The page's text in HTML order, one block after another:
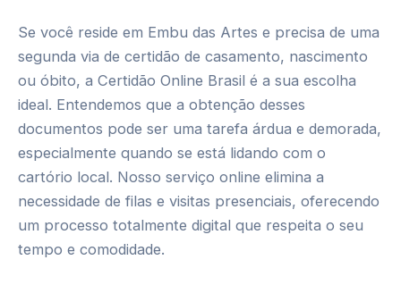
Se você reside em Embu das Artes e precisa de uma
segunda via de certidão de casamento, nascimento
ou óbito, a Certidão Online Brasil é a sua escolha
ideal. Entendemos que a obtenção desses
documentos pode ser uma tarefa árdua e demorada,
especialmente quando se está lidando com o
cartório local. Nosso serviço online elimina a
necessidade de filas e visitas presenciais, oferecendo
um processo totalmente digital que respeita o seu
tempo e comodidade.